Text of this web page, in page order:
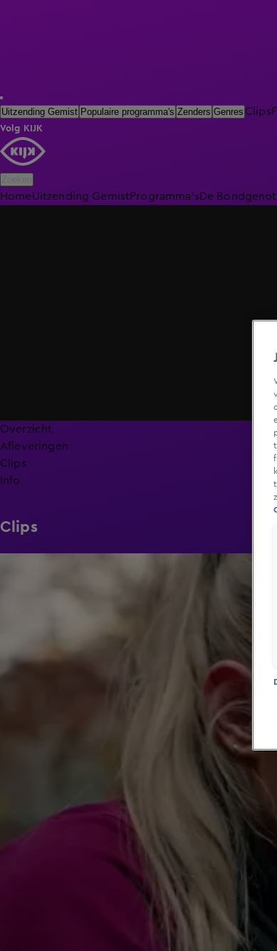
Uitzending Gemist Populaire programma's Zenders Genres Clips
Volg KIJK
HomeUitzending GemistProgramma'sDe
Overzicht
Afleveringen
Clips
Info
Clips